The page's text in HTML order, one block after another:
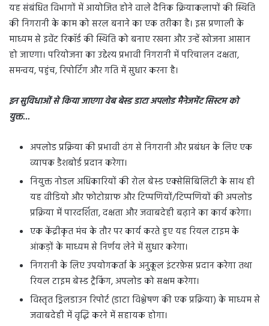
यह संबंधित विभागों में आयोजित होने वाले दैनिक क्रियाकलापों की स्थिति
की निगरानी के काम को सरल बनाने का एक तरीका है। इस प्रणाली के
माध्यम से इवेंट रिकॉर्ड की स्थिति को बनाए रखना और उन्हें खोजना आसान
हो जाएगा। परियोजना का उद्देश्य प्रभावी निगरानी में परिचालन दक्षता,
समन्वय, पहुंच, रिपोर्टिंग और गति में सुधार करना है।
इन सुविधाओं से किया जाएगा वेब बेस्ड डाटा अपलोड मैनेजमेंट सिस्टम को
युक्त…
अपलोड प्रक्रिया की प्रभावी ढंग से निगरानी और प्रबंधन के लिए एक
व्यापक डैशबोर्ड प्रदान करेगा।
नियुक्त नोडल अधिकारियों की रोल बेस्ड एक्सेसिबिलिटी के साथ ही
यह वीडियो और फोटोग्राफ और टिप्पणियों/टिप्पणियों की अपलोड
प्रक्रिया में पारदर्शिता, दक्षता और जवाबदेही बढ़ाने का कार्य करेगा।
एक केंद्रीकृत मंच के तौर पर कार्य करते हुए यह रियल टाइम के
आंकड़ों के माध्यम से निर्णय लेने में सुधार करेगा।
निगरानी के लिए उपयोगकर्ता के अनुकूल इंटरफ़ेस प्रदान करेगा तथा
रियल टाइम बेस्ड ट्रैकिंग, अपलोड को सक्षम करेगा।
विस्तृत ड्रिलडाउन रिपोर्ट (डाटा विश्लेषण की एक प्रक्रिया) के माध्यम से
जवाबदेही में वृद्धि करने में सहायक होगा।